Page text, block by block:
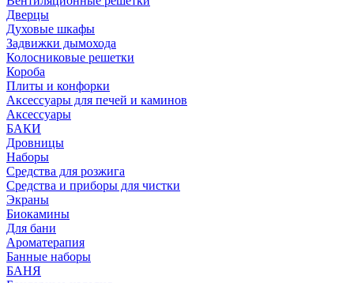
Дверцы
Духовые шкафы
Задвижки дымохода
Колосниковые решетки
Короба
Плиты и конфорки
Аксессуары для печей и каминов
Аксессуары
БАКИ
Дровницы
Наборы
Средства для розжига
Средства и приборы для чистки
Экраны
Биокамины
Для бани
Ароматерапия
Банные наборы
БАНЯ